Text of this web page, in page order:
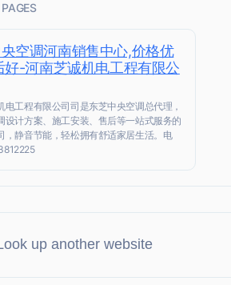
空调河南销售中心,价格优
好-河南芝诚机电工程有限公
电工程有限公司司是东芝中央空调总代理，
设计方案、施工安装、售后等一站式服务的
，静音节能，轻松拥有舒适家居生活。电